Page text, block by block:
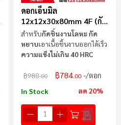
ดอกเอ็นมิล
12x12x30x80mm 4F (กัด
หยาบ) USG
สำหรับกัดชิ้นงานโลหะ กัด
หยาบเอาเนื้อชิ้นงานออกได้เร็ว
ความแข็งไม่เกิน 40 HRC
฿980.00 ฿784.00 /ดอก
In Stock ลด 20%